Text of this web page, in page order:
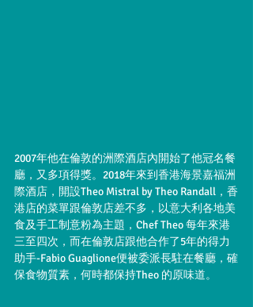
2007年他在倫敦的洲際酒店內開始了他冠名餐
廳，又多項得獎。2018年來到香港海景嘉福洲
際酒店，開設Theo Mistral by Theo Randall，香
港店的菜單跟倫敦店差不多，以意大利各地美
食及手工制意粉為主題，Chef Theo 每年來港
三至四次，而在倫敦店跟他合作了5年的得力
助手-Fabio Guaglione便被委派長駐在餐廳，確
保食物質素，何時都保持Theo 的原味道。